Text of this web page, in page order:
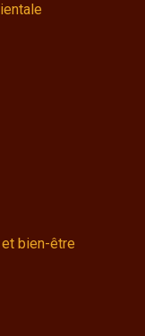
bien-être